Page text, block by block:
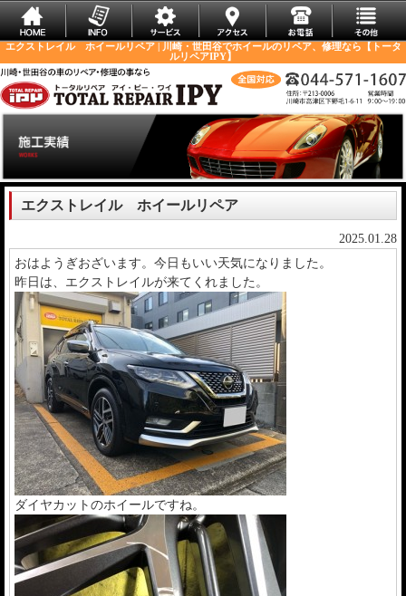
エクストレイル ホイールリペア | 川崎・世田谷でホイールのリペア、修理なら【トータ
ルリペアIPY】
エクストレイル ホイールリペア
2025.01.28
おはようぎおざいます。今日もいい天気になりました。
昨日は、エクストレイルが来てくれました。
ダイヤカットのホイールですね。